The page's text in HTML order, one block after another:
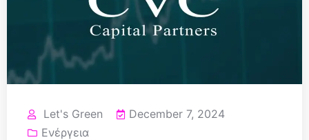
Let's Green
December 7, 2024
Ενέργεια